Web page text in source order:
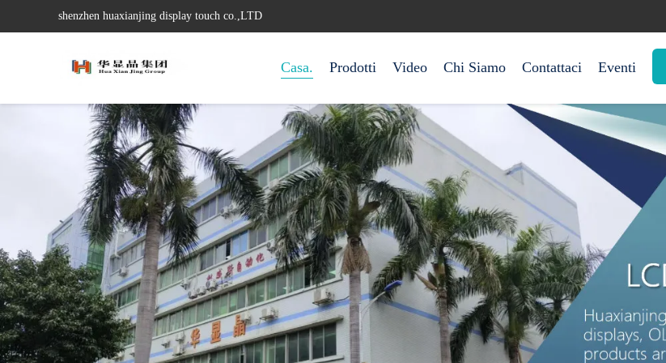
shenzhen huaxianjing display touch co.,LTD
Casa. Prodotti Video Chi Siamo Contattaci Eventi
